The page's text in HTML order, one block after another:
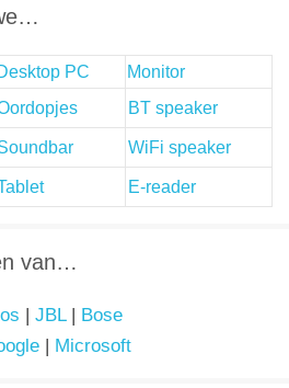
PC
Monitor
BT speaker
WiFi speaker
E-reader
van…
| JBL| Bose
| Microsoft